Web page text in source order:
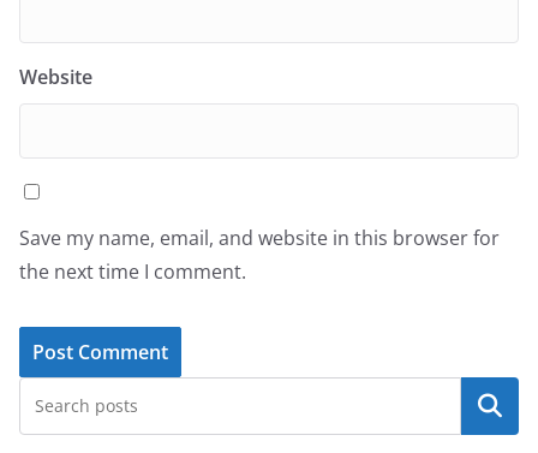
Website
Save my name, email, and website in this browser for
the next time I comment.
Search